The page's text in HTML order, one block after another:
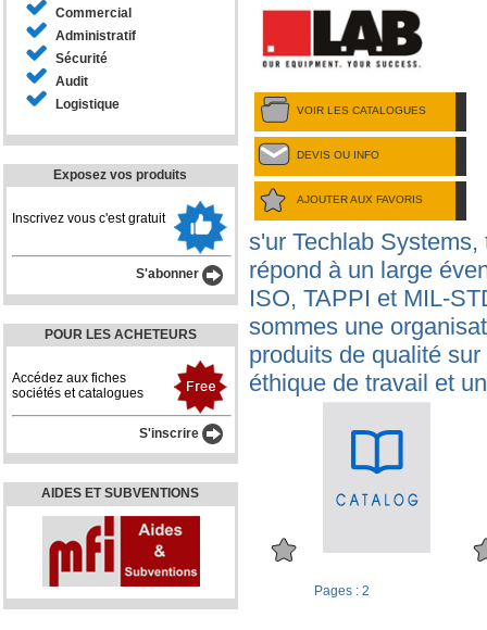
Commercial
Administratif
Sécurité
Audit
Logistique
Exposez vos produits
Inscrivez vous c'est gratuit
S'abonner
POUR LES ACHETEURS
Accédez aux fiches
sociétés et catalogues
S'inscrire
AIDES ET SUBVENTIONS
VOIR LES CATALOGUES
DEVIS OU INFO
AJOUTER AUX FAVORIS
s'ur Techlab
répond à un large
ISO, TAPPI et MIL-
sommes une
produits de qualité
éthique de travail et
Pages : 2